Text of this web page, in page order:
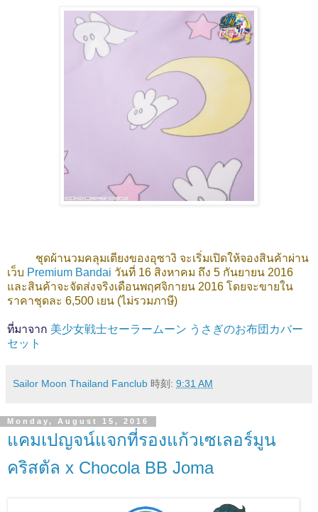
ชุดผ้านวมคลุมเตียงของอุซางิ จะเริ่มเปิดให้จองสินค้าผ่าน
เว็บ Premium Bandai วันที่ 16 สิงหาคม ถึง 5 กันยายน 2016
และสินค้าจะจัดส่งจริงเดือนพฤศจิกายน 2016 โดยจะขายใน
ราคาชุดละ 6,500 เยน (ไม่รวมภาษี)
ที่มาจาก 美少女戦士セーラームーン うさぎのお布団カバー
セット
Sailor Moon Thailand Fanclub 時刻: 9:31 AM
Monday, August 15, 2016
แคมเปญจน์แจกที่รองแก้วเซเลอร์มูน
คริสตัล x Chocola BB Joma